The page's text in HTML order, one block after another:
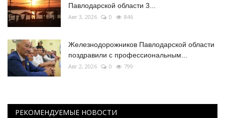
Павлодарской области 3...
Авг 3, 2026 0 846
Железнодорожников Павлодарской области
поздравили с профессиональным...
Авг 2, 2026 0 799
РЕКОМЕНДУЕМЫЕ НОВОСТИ